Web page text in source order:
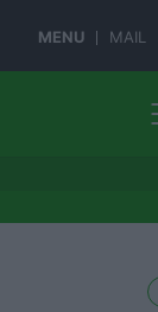
MENU MAIL